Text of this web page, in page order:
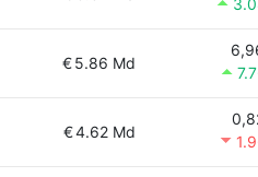
€5.86 Md
€4.62 Md